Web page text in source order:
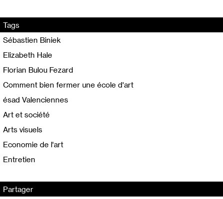
Tags
Sébastien Biniek
Elizabeth Hale
Florian Bulou Fezard
Comment bien fermer une école d'art
ésad Valenciennes
Art et société
Arts visuels
Economie de l'art
Entretien
Partager